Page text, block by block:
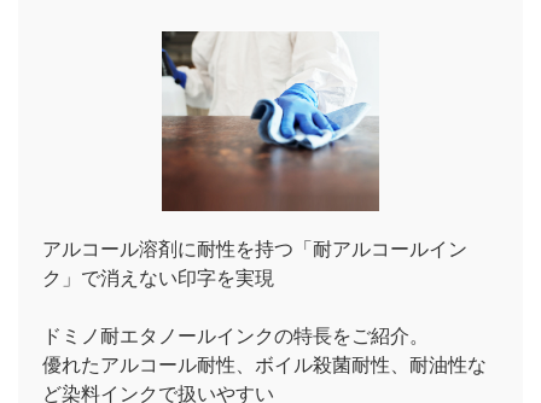
アルコール溶剤に耐性を持つ「耐アルコールイン
ク」で消えない印字を実現
ドミノ耐エタノールインクの特長をご紹介。
優れたアルコール耐性、ボイル殺菌耐性、耐油性な
ど染料インクで扱いやすい